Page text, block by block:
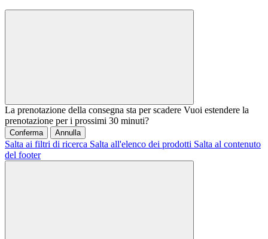
La prenotazione della consegna sta per scadere Vuoi estendere la
prenotazione per i prossimi 30 minuti?
Conferma Annulla
Salta ai filtri di ricerca Salta all'elenco dei prodotti Salta al contenuto
del footer